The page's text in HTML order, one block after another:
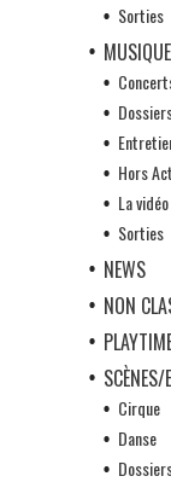
Sorties
MUSIQUE
Hors
La
Sorties
NEWS
NON
SCÈNES/
Cirque
Danse